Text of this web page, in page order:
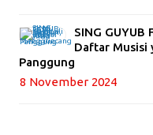
SING GUYUB
Daftar Musisi
Panggung
8 November 2024